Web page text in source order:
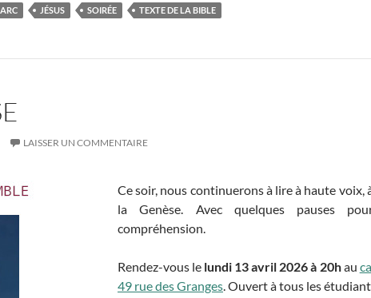
JÉSUS SOIRÉE TEXTE DE LA BIBLE
LAISSER UN COMMENTAIRE
Ce soir, nous continuerons à lire à haute voix,
la Genèse. Avec quelques pauses
compréhension.
Rendez-vous le lundi 13 avril 2026 à 20hau
49 rue des Granges. Ouvert à tous les